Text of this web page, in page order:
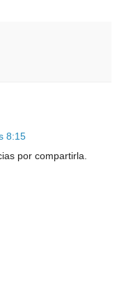
8:15
por compartirla.